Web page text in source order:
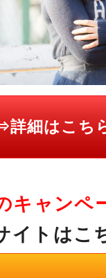
詳細はこち
キャンペ
イトはこ